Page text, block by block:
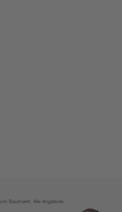
Baumarkt. Alle Angebote